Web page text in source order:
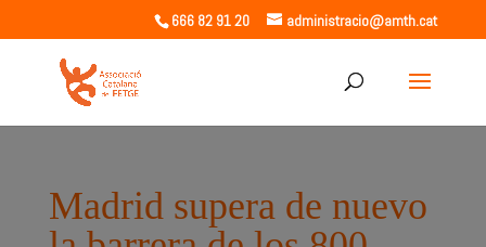
666 82 91 20 administracio@amth.cat
Madrid supera de nuevo